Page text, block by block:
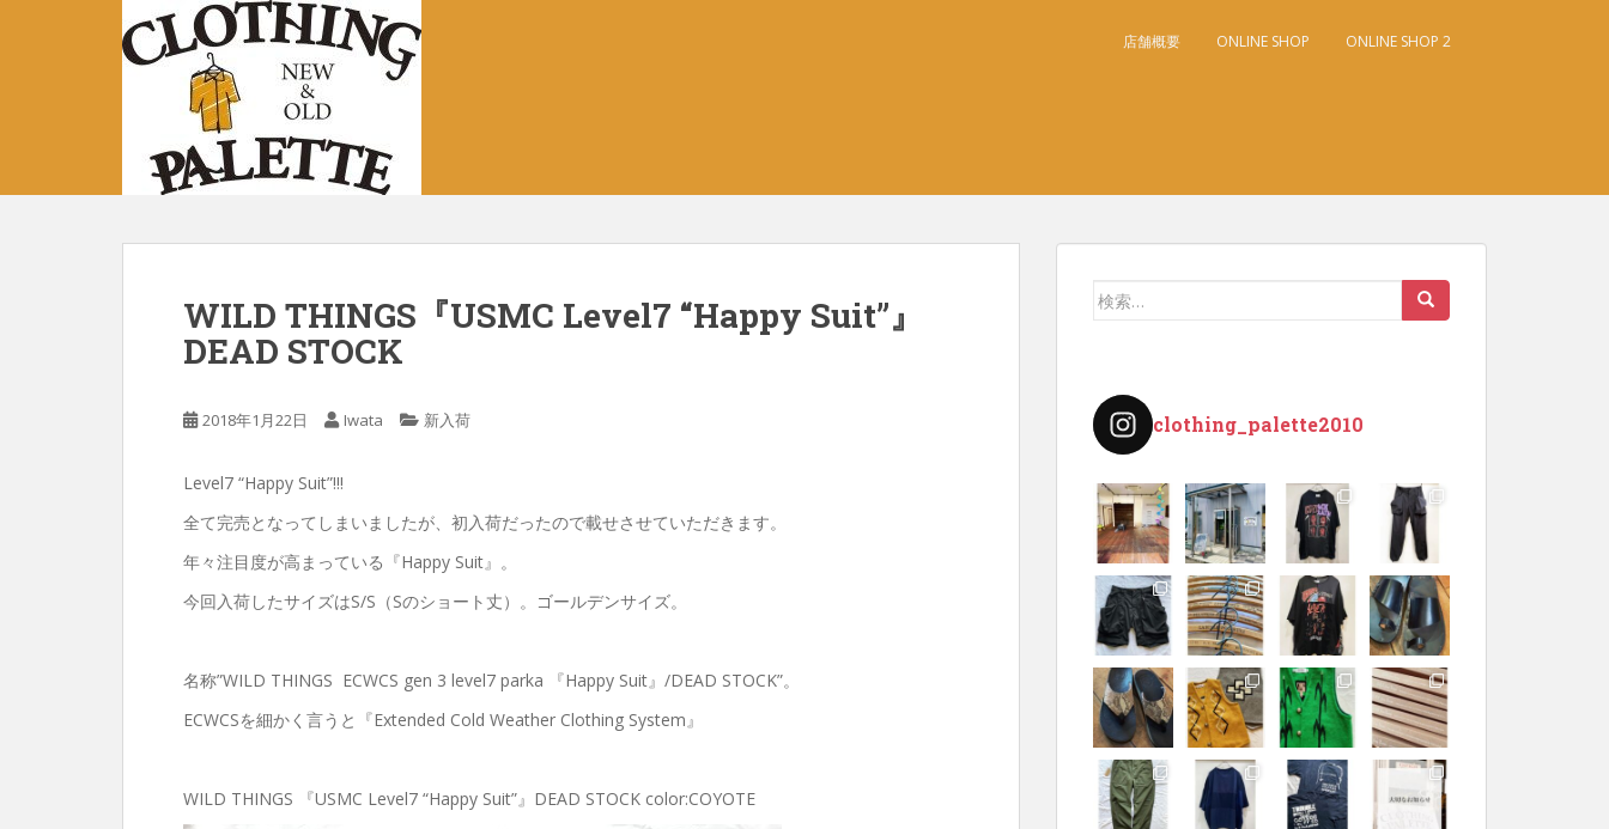
店舗概要 ONLINE SHOP ONLINE SHOP 2
WILD THINGS『USMC Level7 “Happy Suit”』
DEAD STOCK
2018年1月22日 Iwata 新入荷
Level7 “Happy Suit”!!!
全て完売となってしまいましたが、初入荷だったので載せさせていただきます。
年々注目度が高まっている『Happy Suit』。
今回入荷したサイズはS/S（Sのショート丈）。ゴールデンサイズ。
名称”WILD THINGS ECWCS gen 3 level7 parka 『Happy Suit』/DEAD STOCK”。
ECWCSを細かく言うと『Extended Cold Weather Clothing System』
WILD THINGS 『USMC Level7 “Happy Suit”』DEAD STOCK color:COYOTE
検
clothing_palette2010